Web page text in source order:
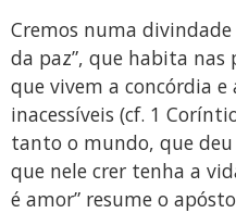
Cremos numa divindade
da paz”, que habita nas
que vivem a concórdia
inacessíveis (cf. 1
tanto o mundo, que
que nele crer tenha a
é amor” resume o